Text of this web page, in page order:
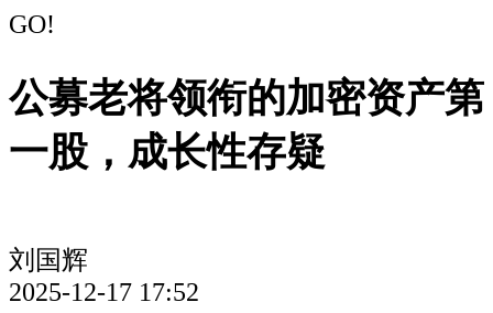
GO!
公募老将领衔的加密资产第
一股，成长性存疑
刘国辉
2025-12-17 17:52